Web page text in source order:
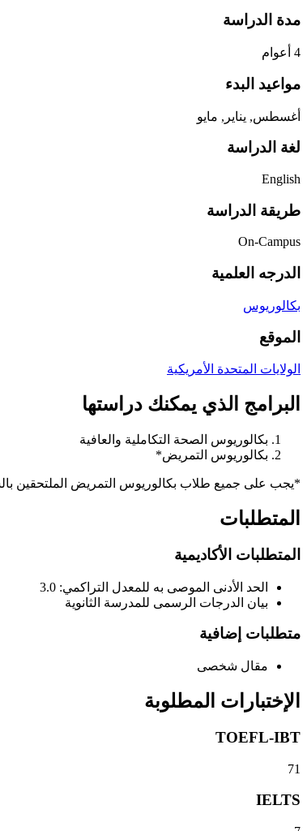
مدة الدراسة
4 أعوام
مواعيد البدء
أغسطس, يناير, مايو
لغة الدراسة
English
طريقة الدراسة
On-Campus
الدرجه العلمية
بكالوريوس
الموقع
الولايات المتحدة الأمريكية
البرامج الذي يمكنك دراستها
بكالوريوس الصحة التكاملية والعافية
بكالوريوس التمريض*
*يجب على جميع طلاب بكالوريوس التمريض الملتحقين
المتطلبات
المتطلبات الأكاديمية
الحد الأدنى الموصى به للمعدل التراكمي: 3.0
بيان الدرجات الرسمى للمدرسة الثانوية
متطلبات إضافية
مقال شخصى
الإختبارات المطلوبة
TOEFL-IBT
71
IELTS